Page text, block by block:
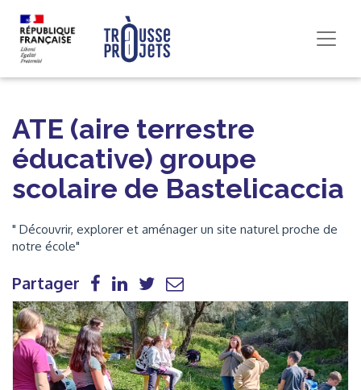
ATE (aire terrestre
éducative) groupe
scolaire de Bastelicaccia
" Découvrir, explorer et aménager un site naturel proche de
notre école"
Partager